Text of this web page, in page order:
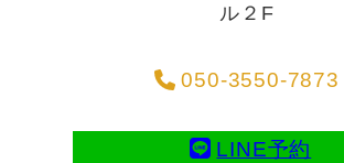
ル２F
050-3550-7873
LINE予約